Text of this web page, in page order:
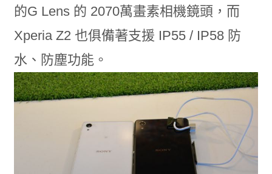
的G Lens 的 2070萬畫素相機鏡頭，而
Xperia Z2 也俱備著支援 IP55 / IP58 防
水、防塵功能。